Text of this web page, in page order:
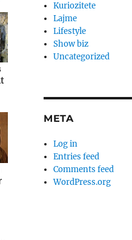
Kuriozitete
Lajme
Lifestyle
Show biz
Uncategorized
META
Log in
Entries feed
Comments feed
WordPress.org